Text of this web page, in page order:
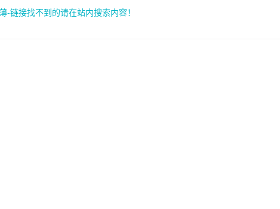
链接找不到的请在站内搜索内容！